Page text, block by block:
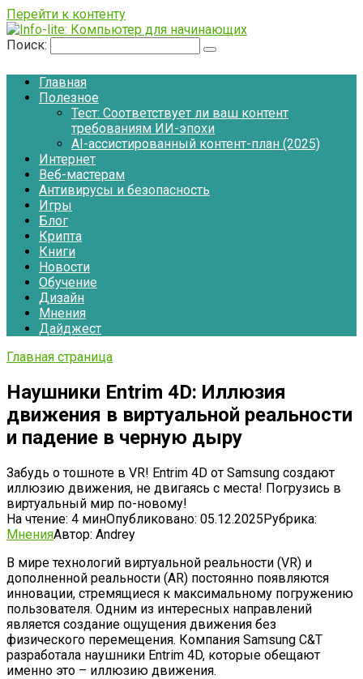
Перейти к контенту
Поиск:
Главная
Полезное
Тест: Соответствует ли ваш контент
требованиям ИИ-эпохи
AI-ассистированный контент-план (2025)
Интернет
Веб-мастерам
Антивирусы и безопасность
Игры
Блог
Крипта
Книги
Новости
Обучение
Дизайн
Мнения
Дайджест
Главная страница
Наушники Entrim 4D: Иллюзия
движения в виртуальной реальности
и падение в черную дыру
Забудь о тошноте в VR! Entrim 4D от Samsung создают
иллюзию движения, не двигаясь с места! Погрузись в
виртуальный мир по-новому!
На чтение: 4 минОпубликовано: 05.12.2025Рубрика:
МненияАвтор: Andrey
В мире технологий виртуальной реальности (VR) и
дополненной реальности (AR) постоянно появляются
инновации, стремящиеся к максимальному погружению
пользователя. Одним из интересных направлений
является создание ощущения движения без
физического перемещения. Компания Samsung C&T
разработала наушники Entrim 4D, которые обещают
именно это – иллюзию движения.